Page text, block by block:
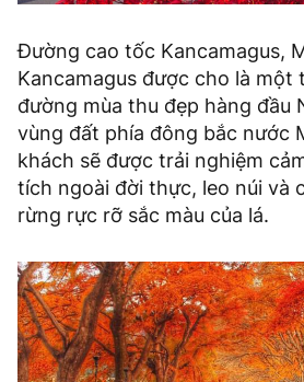
Đường cao tốc Kancamagus,
Kancamagus được cho là
đường mùa thu đẹp hàng đầu
vùng đất phía đông bắc nước
khách sẽ được trải nghiệm
tích ngoài đời thực, leo núi và
rừng rực rỡ sắc màu của lá.